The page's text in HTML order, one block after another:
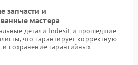
запчасти и
мастера
детали Indesit и прошедшие
что гарантирует корректную
и сохранение гарантийных